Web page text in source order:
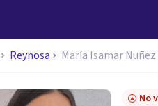
Reynosa María Isamar
No